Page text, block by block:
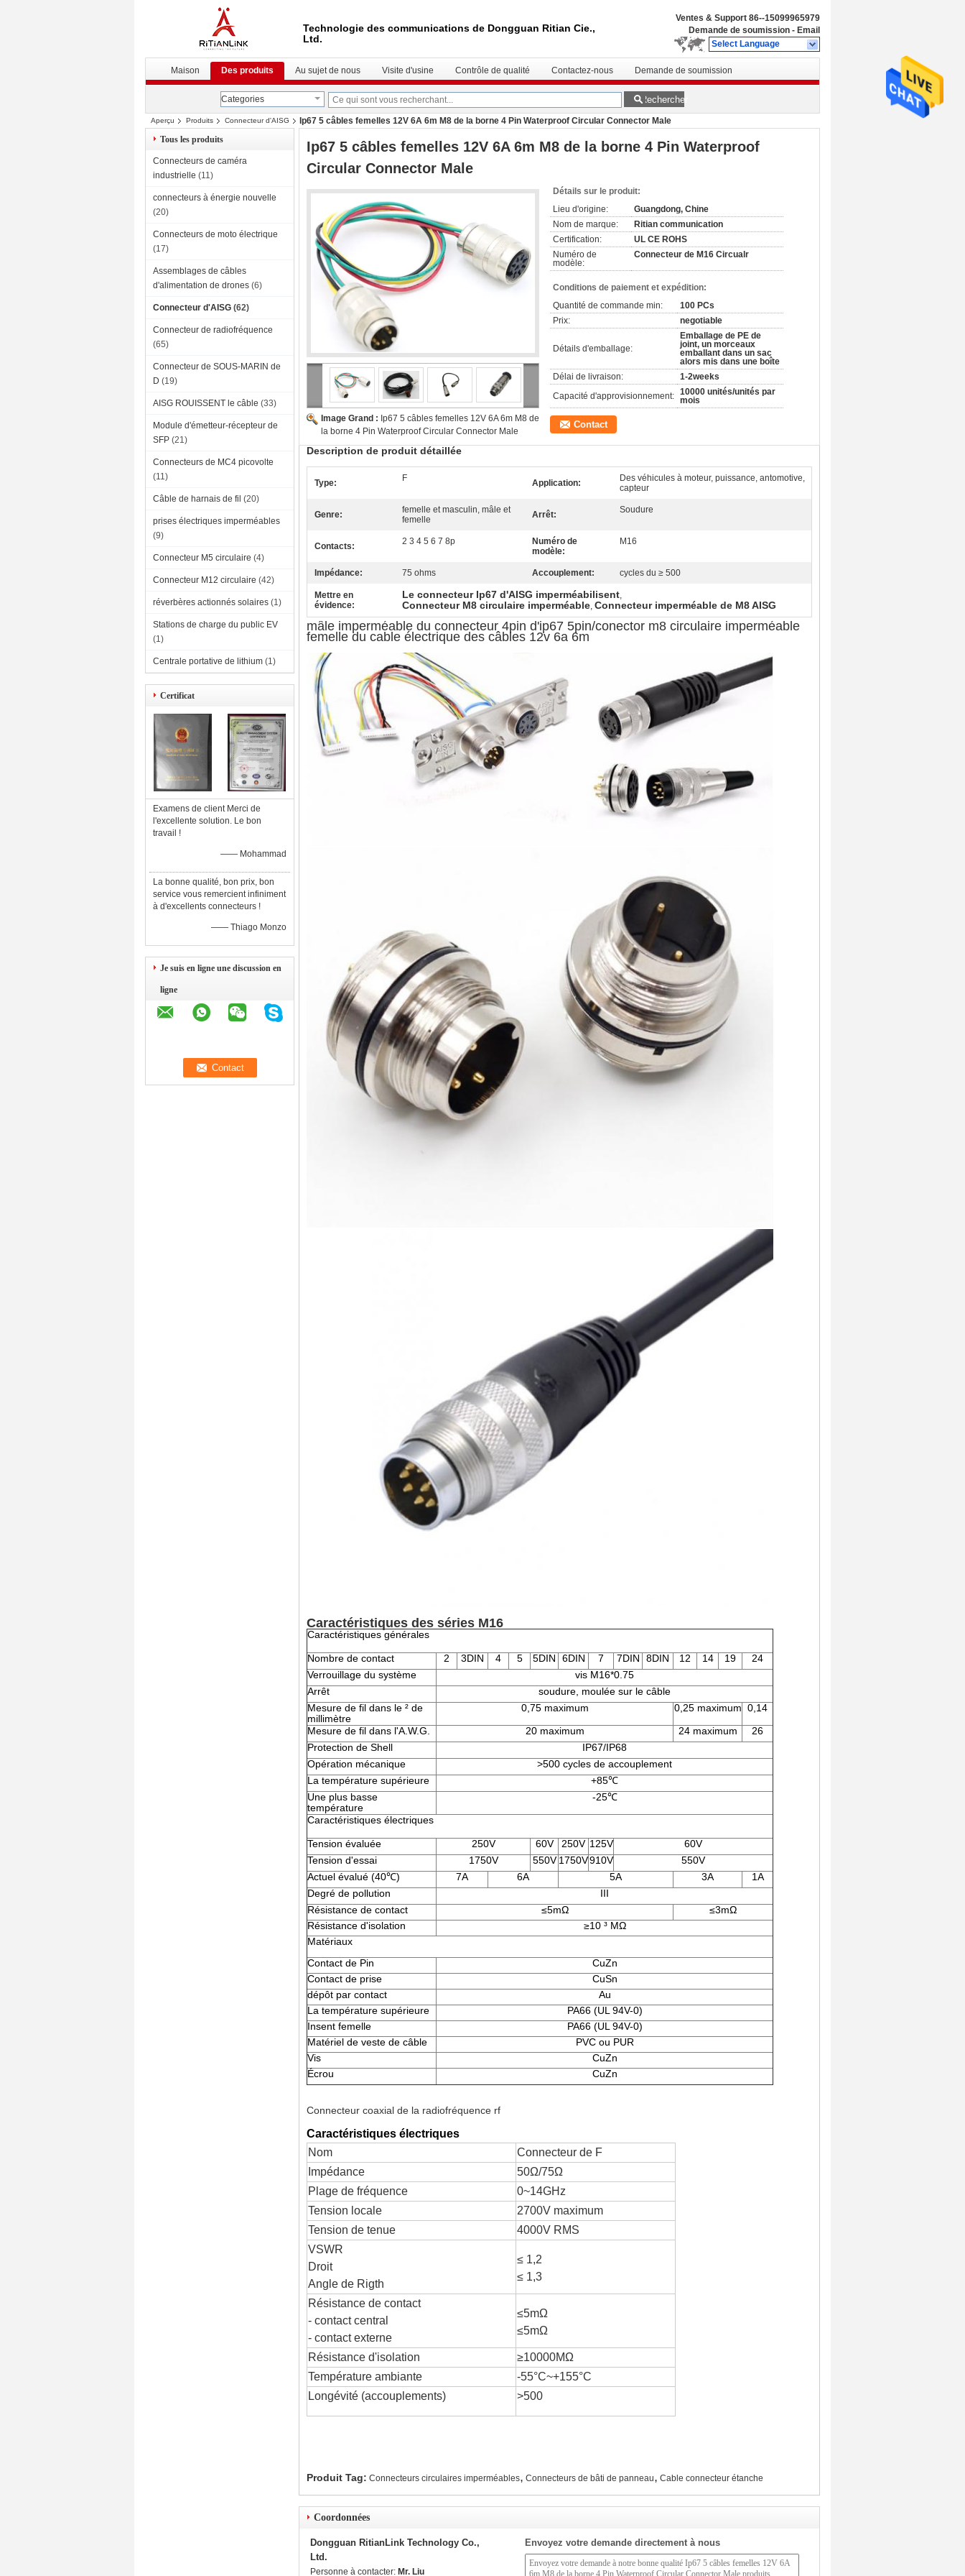
Technologie des communications de Dongguan Ritian Cie.,
Ltd.
Ventes & Support 86--15099965979
Demande de soumission - Email
Select Language
Maison Des produits Au sujet de nous Visite d'usine Contrôle de qualité Contactez-nous Demande de soumission
Categories Rechercher
Aperçu Produits Connecteur d'AISG
Ip67 5 câbles femelles 12V 6A 6m M8 de la borne 4 Pin Waterproof Circular Connector Male
Tous les produits
Connecteurs de caméra
industrielle (11)
connecteurs à énergie nouvelle
(20)
Connecteurs de moto électrique
(17)
Assemblages de câbles
d'alimentation de drones (6)
Connecteur d'AISG (62)
Connecteur de radiofréquence
(65)
Connecteur de SOUS-MARIN de
D (19)
AISG ROUISSENT le câble (33)
Module d'émetteur-récepteur de
SFP (21)
Connecteurs de MC4 picovolte
(11)
Câble de harnais de fil (20)
prises électriques imperméables
(9)
Connecteur M5 circulaire (4)
Connecteur M12 circulaire (42)
réverbères actionnés solaires (1)
Stations de charge du public EV
(1)
Centrale portative de lithium (1)
Certificat
Examens de client Merci de
l'excellente solution. Le bon
travail !
—— Mohammad
La bonne qualité, bon prix, bon
service vous remercient infiniment
à d'excellents connecteurs !
—— Thiago Monzo
Je suis en ligne une discussion en
ligne
Ip67 5 câbles femelles 12V 6A 6m M8 de la borne 4 Pin Waterproof
Circular Connector Male
Image Grand : Ip67 5 câbles femelles 12V 6A 6m M8 de
la borne 4 Pin Waterproof Circular Connector Male
Détails sur le produit:
Lieu d'origine:
Guangdong, Chine
Nom de marque:
Ritian communication
Certification:
UL CE ROHS
Numéro de
modèle:
Connecteur de M16 Circualr
Conditions de paiement et expédition:
Quantité de commande min:
100 PCs
Prix:
negotiable
Détails d'emballage:
Emballage de PE de
joint, un morceaux
emballant dans un sac
alors mis dans une boîte
Délai de livraison:
1-2weeks
Capacité d'approvisionnement: 10000 unités/unités par
mois
Contact
Description de produit détaillée
Type: F Application:
Des véhicules à moteur, puissance, antomotive,
capteur
Genre:
femelle et masculin, mâle et
femelle
Arrêt: Soudure
Contacts: 2 3 4 5 6 7 8p
Numéro de
modèle:
M16
Impédance: 75 ohms Accouplement: cycles du ≥ 500
Mettre en
évidence:
Le connecteur Ip67 d'AISG imperméabilisent,
Connecteur M8 circulaire imperméable, Connecteur imperméable de M8 AISG
mâle imperméable du connecteur 4pin d'ip67 5pin/conector m8 circulaire imperméable
femelle du cable électrique des câbles 12v 6a 6m
Caractéristiques des séries M16
Caractéristiques générales
Nombre de contact 2 3DIN 4 5 5DIN 6DIN 7 7DIN 8DIN 12 14 19
24
Verrouillage du système
vis M16*0.75
Arrêt
soudure, moulée sur le câble
Mesure de fil dans le ² de
millimètre
0,75 maximum 0,25 maximum 0,14
Mesure de fil dans l'A.W.G.
20 maximum 24 maximum
26
Protection de Shell
IP67/IP68
Opération mécanique
>500 cycles de accouplement
La température supérieure
+85℃
Une plus basse
température
-25℃
Caractéristiques électriques
Tension évaluée 250V 60V 250V 125V
60V
Tension d'essai
1750V 550V 1750V910V
550V
Actuel évalué (40℃)
7A 6A 5A 3A
1A
Degré de pollution
III
Résistance de contact
≤5mΩ
≤3mΩ
Résistance d'isolation
≥10 ³ MΩ
Matériaux
Contact de Pin
CuZn
Contact de prise
CuSn
dépôt par contact
Au
La température supérieure
PA66 (UL 94V-0)
Insent femelle
PA66 (UL 94V-0)
Matériel de veste de câble
PVC ou PUR
Vis
CuZn
Écrou
CuZn
Connecteur coaxial de la radiofréquence rf
Caractéristiques électriques
Nom
Connecteur de F
Impédance
50Ω/75Ω
Plage de fréquence
0~14GHz
Tension locale
2700V maximum
Tension de tenue
4000V RMS
VSWR
Droit
Angle de Rigth
≤ 1,2
≤ 1,3
Résistance de contact
- contact central
- contact externe
≤5mΩ
≤5mΩ
Résistance d'isolation
≥10000MΩ
Température ambiante
-55°C~+155°C
Longévité (accouplements)
>500
Produit Tag: Connecteurs circulaires imperméables, Connecteurs de bâti de panneau, Cable connecteur étanche
Coordonnées
Dongguan RitianLink Technology Co.,
Ltd.
Personne à contacter: Mr. Liu
Envoyez votre demande directement à nous